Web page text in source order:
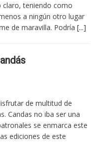
claro, teniendo como
a ningún otro lugar
de maravilla. Podría [...]
de multitud de
Candas no iba ser una
se enmarca este
ediciones de este